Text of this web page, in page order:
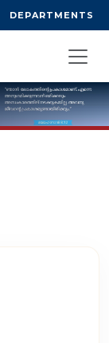
DEPARTMENTS